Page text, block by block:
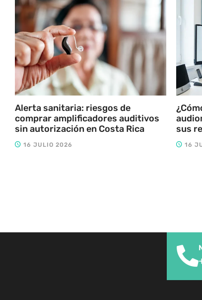
Alerta sanitaria: riesgos de
comprar amplificadores auditivos
sin autorización en Costa Rica
16 JULIO 2026
sus
16